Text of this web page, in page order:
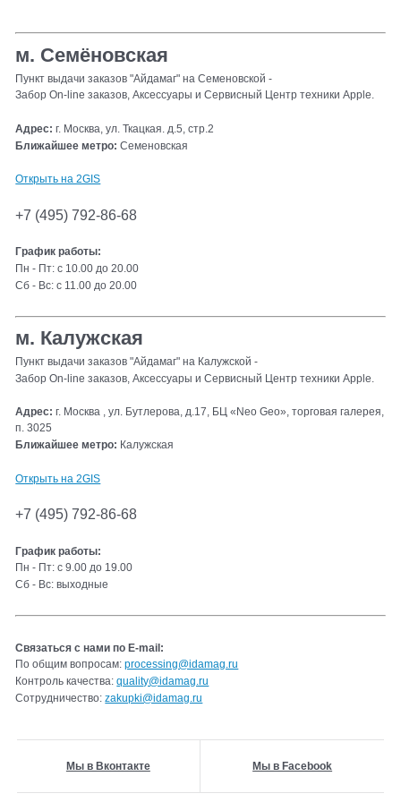
м. Семёновская
Пункт выдачи заказов "Айдамаг" на Семеновской -
Забор On-line заказов, Аксессуары и Сервисный Центр техники Apple.
Адрес: г. Москва, ул. Ткацкая. д.5, стр.2
Ближайшее метро: Семеновская
Открыть на 2GIS
+7 (495) 792-86-68
График работы:
Пн - Пт: с 10.00 до 20.00
Сб - Вс: с 11.00 до 20.00
м. Калужская
Пункт выдачи заказов "Айдамаг" на Калужской -
Забор On-line заказов, Аксессуары и Сервисный Центр техники Apple.
Адрес: г. Москва , ул. Бутлерова, д.17, БЦ «Neo Geo», торговая галерея,
п. 3025
Ближайшее метро: Калужская
Открыть на 2GIS
+7 (495) 792-86-68
График работы:
Пн - Пт: с 9.00 до 19.00
Сб - Вс: выходные
Связаться с нами по E-mail:
По общим вопросам:processing@idamag.ru
Контроль качества:quality@idamag.ru
Сотрудничество:zakupki@idamag.ru
Мы в Вконтакте Мы в Facebook